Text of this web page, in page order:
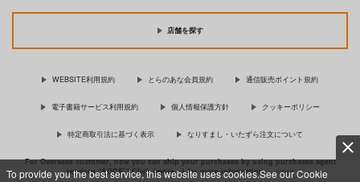
To provide you the best service, this website uses cookies.See our Cookie
店舗を探す
WEBSITE利用規約 とらのあな会員規約 通信販売ポイント規約
電子書籍サービス利用規約 個人情報保護方針 クッキーポリシー
特定商取引法に基づく表示 なりすまし・いたずら注文について
For Overseas customer, now you can ship your purchases by using purchases agent
services “AOCS”! Click {more…} for more information …more